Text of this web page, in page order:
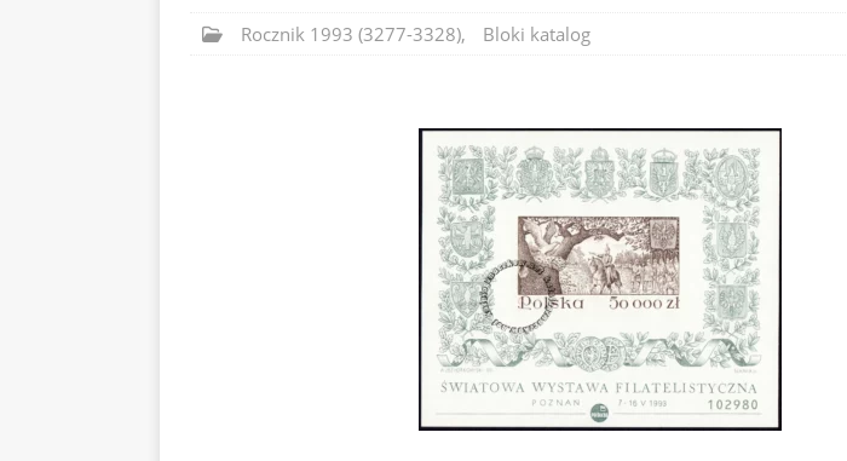
Rocznik 1993 (3277-3328), Bloki katalog